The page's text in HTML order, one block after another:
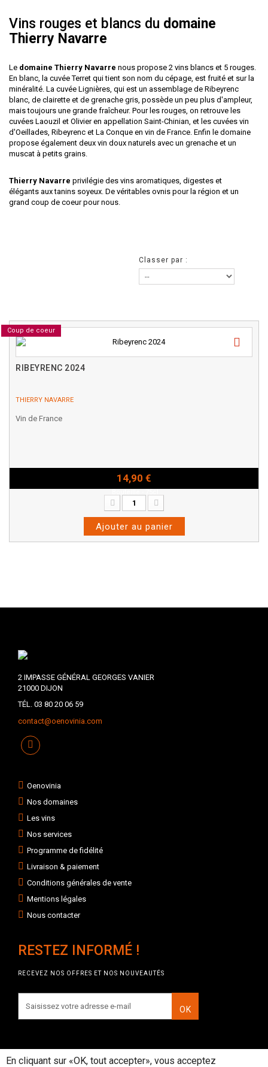
Vins rouges et blancs du domaine
Thierry Navarre
Le domaine Thierry Navarre nous propose 2 vins blancs et 5 rouges.
En blanc, la cuvée Terret qui tient son nom du cépage, est fruité et sur la
minéralité. La cuvée Lignières, qui est un assemblage de Ribeyrenc
blanc, de clairette et de grenache gris, possède un peu plus d'ampleur,
mais toujours une grande fraîcheur. Pour les rouges, on retrouve les
cuvées Laouzil et Olivier en appellation Saint-Chinian, et les cuvées vin
d'Oeillades, Ribeyrenc et La Conque en vin de France. Enfin le domaine
propose également deux vin doux naturels avec un grenache et un
muscat à petits grains.
Thierry Navarre privilégie des vins aromatiques, digestes et
élégants aux tanins soyeux. De véritables ovnis pour la région et un
grand coup de coeur pour nous.
Classer par :
Coup de coeur
RIBEYRENC 2024
THIERRY NAVARRE
Vin de France
14,90 €
Ajouter au panier
2 IMPASSE GÉNÉRAL GEORGES VANIER
21000 DIJON
TÉL. 03 80 20 06 59
contact@oenovinia.com
Oenovinia
Nos domaines
Les vins
Nos services
Programme de fidélité
Livraison & paiement
Conditions générales de vente
Mentions légales
Nous contacter
RESTEZ INFORMÉ !
RECEVEZ NOS OFFRES ET NOS NOUVEAUTÉS
OK
En cliquant sur «OK, tout accepter», vous acceptez